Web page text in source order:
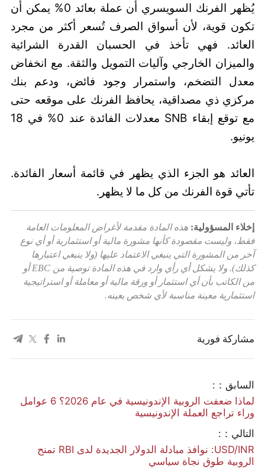
يُظهر الفرنك السويسري أن عملة بعائد 0% يمكن أن
تكون قوية، لأن أسواق الصرف تُسعر أكثر من مجرد
العائد. فهي تأخذ في الحسبان القدرة الشرائية
والميزان الخارجي وآليات التمويل والثقة. مع انخفاض
معدل التضخم، واستمرار وجود فائض، ودعم بنك
مركزي ذي مصداقية، يحافظ الفرنك على موقعه حتى
مع توقع إبقاء SNB معدلات الفائدة عند 0% في 18
يونيو.
العائد هو الجزء الذي يظهر في قائمة أسعار الفائدة.
تأتي قوة الفرنك من كل ما لا يظهر.
إخلاء المسؤولية: هذه المادة مقدمة لأغراض المعلومات العامة
فقط، وليست مقصودة كأنها مشورة مالية أو استثمارية أو أي نوع
آخر من المشورة التي ينبغي الاعتماد عليها (ولا ينبغي اعتبارها
كذلك). ولا يشكل أي رأي وارد في هذه المادة توصية من EBC أو
من الكاتب بأن أي استثمار أو ورقة مالية أو معاملة أو استراتيجية
استثمارية معينة مناسبة لأي شخص بعينه.
مشاركة فورية
السابق：:
لماذا ضعفت الروبية الإندونيسية في عام 2026؟ 6 عوامل
وراء تراجع العملة الإندونيسية
التالي：:
USD/INR: نوافذ مبادلة الدولار الجديدة لدى RBI تمنح
الروبية طوق نجاة سياسي